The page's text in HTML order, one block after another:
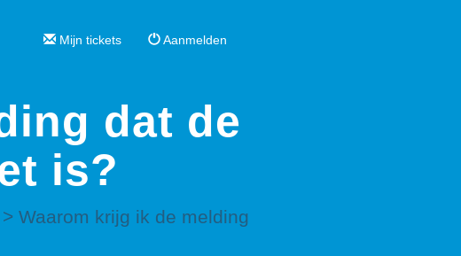
Mijn tickets Aanmelden
dat de
is?
> Waarom krijg ik de melding